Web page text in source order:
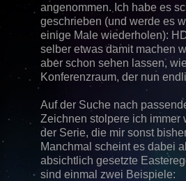
angenommen. Ich habe es
geschrieben (und werde es
einige Male wiederholen):
selber etwas damit machen
aber schon sehen lassen,
Konferenzraum, der nun
Auf der Suche nach
Zeichnen stolpere ich
der Serie, die mir sonst
Manchmal scheint es dabei
absichtlich gesetzte
sind einmal zwei Beispiele: